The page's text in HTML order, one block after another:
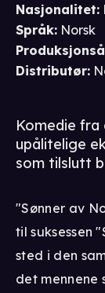
Nasjonalitet:
Språk: Norsk
Distributør:
Komedie fra
upålitelige
som tilslutt
"Sønner av
til suksessen
sted i den
det mennene